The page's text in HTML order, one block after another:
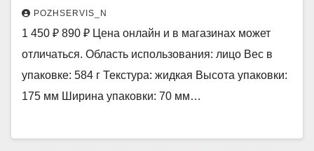
POZHSERVIS_N
1 450 ₽ 890 ₽ Цена онлайн и в магазинах может
отличаться. Область использования: лицо Вес в
упаковке: 584 г Текстура: жидкая Высота упаковки:
175 мм Ширина упаковки: 70 мм…